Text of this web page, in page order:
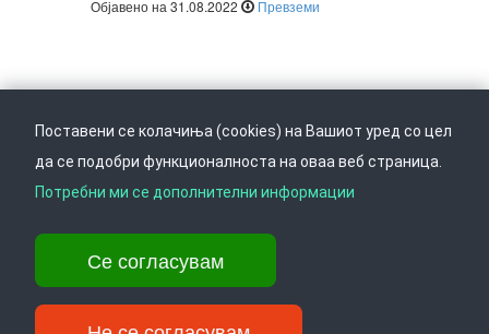
Објавено на 31.08.2022 Превземи
Врати се горе Следете не на
Ул. Даме Груев 14, Катна гаража Беко на 1-виот кат, 1000 Скопје,
Тел: +389 2 3103 601 (641), Факс: +389 2 3137 149 |
info@ippo.gov.mk
Поставени се колачиња (cookies) на Вашиот уред со цел
да се подобри функционалноста на оваа веб страница.
Потребни ми се дополнителни информации
Се согласувам